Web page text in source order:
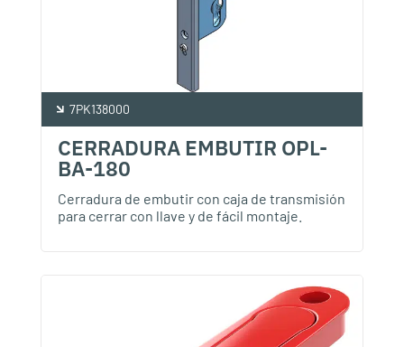
7PK138000
CERRADURA EMBUTIR OPL-
BA-180
Cerradura de embutir con caja de transmisión
para cerrar con llave y de fácil montaje.